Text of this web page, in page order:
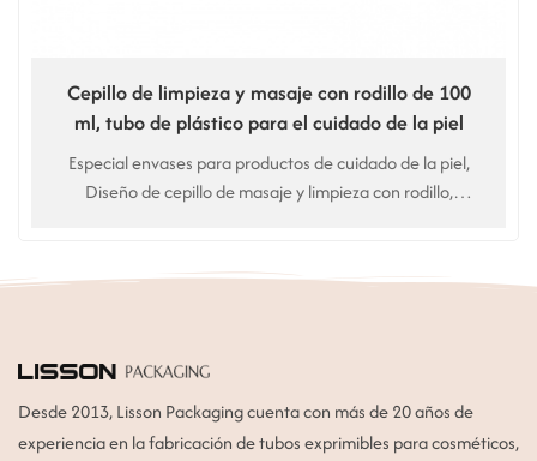
Cepillo de limpieza y masaje con rodillo de 100
ml, tubo de plástico para el cuidado de la piel
Especial envases para productos de cuidado de la piel,
Diseño de cepillo de masaje y limpieza con rodillo,
Desde 2013, Lisson Packaging cuenta con más de 20 años de
experiencia en la fabricación de tubos exprimibles para cosméticos,